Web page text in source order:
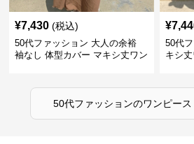
¥7,430 (税込)
50代ファッション 大人の余裕
袖なし 体型カバー マキシ丈ワン
¥
50代
キシ
50代ファッションのワンピース